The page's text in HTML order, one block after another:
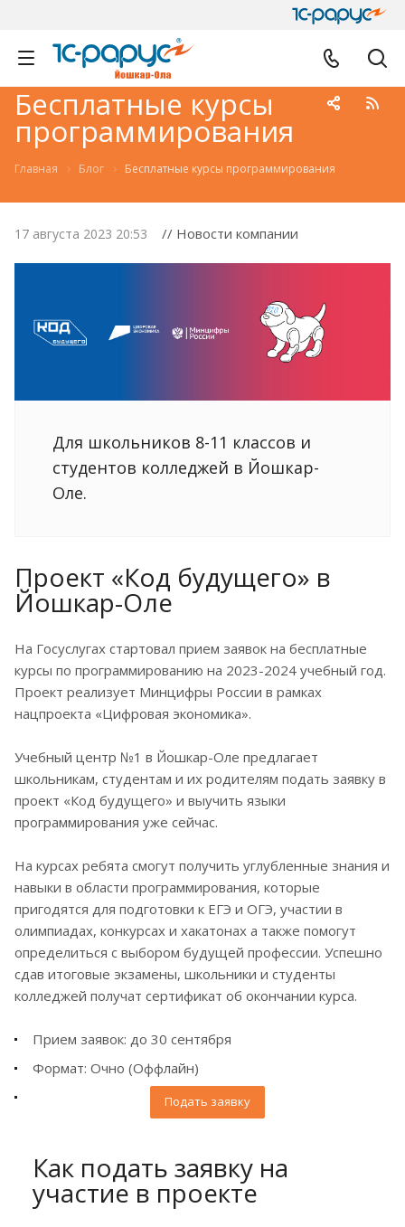
Бесплатные курсы
программирования
Главная Блог Бесплатные курсы программирования
17 августа 2023 20:53 // Новости компании
Для школьников 8-11 классов и
студентов колледжей в Йошкар-
Оле.
Проект «Код будущего» в
Йошкар-Оле
На Госуслугах стартовал прием заявок на бесплатные
курсы по программированию на 2023-2024 учебный год.
Проект реализует Минцифры России в рамках
нацпроекта «Цифровая экономика».
Учебный центр №1 в Йошкар-Оле предлагает
школьникам, студентам и их родителям подать заявку в
проект «Код будущего» и выучить языки
программирования уже сейчас.
На курсах ребята смогут получить углубленные знания и
навыки в области программирования, которые
пригодятся для подготовки к ЕГЭ и ОГЭ, участии в
олимпиадах, конкурсах и хакатонах а также помогут
определиться с выбором будущей профессии. Успешно
сдав итоговые экзамены, школьники и студенты
колледжей получат сертификат об окончании курса.
Прием заявок: до 30 сентября
Формат: Очно (Оффлайн)
Подать заявку
Как подать заявку на
участие в проекте